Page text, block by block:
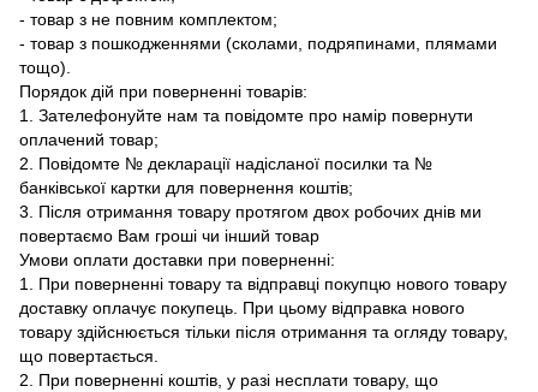
- товар з не повним комплектом;
- товар з пошкодженнями (сколами, подряпинами, плямами
тощо).
Порядок дій при поверненні товарів:
1. Зателефонуйте нам та повідомте про намір повернути
оплачений товар;
2. Повідомте № декларації надісланої посилки та №
банківської картки для повернення коштів;
3. Після отримання товару протягом двох робочих днів ми
повертаємо Вам гроші чи інший товар
Умови оплати доставки при поверненні:
1. При поверненні товару та відправці покупцю нового товару
доставку оплачує покупець. При цьому відправка нового
товару здійснюється тільки після отримання та огляду товару,
що повертається.
2. При поверненні коштів, у разі несплати товару, що